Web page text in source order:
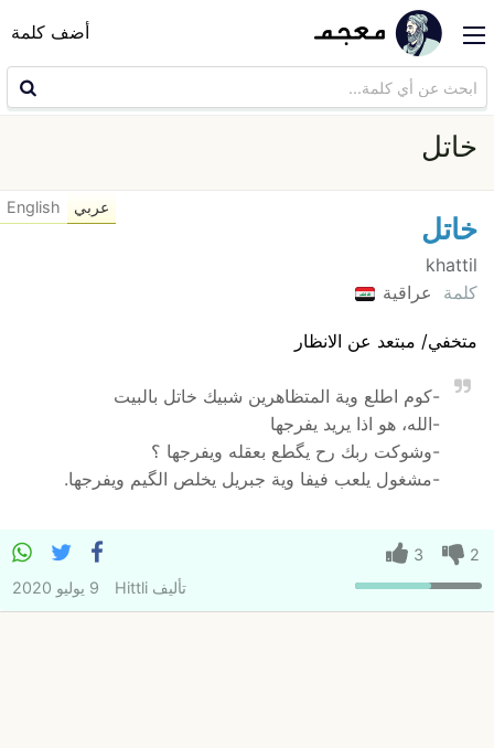
أضف كلمة
خاتل
خاتل
khattil
كلمة
عراقية
متخفي/ مبتعد عن الانظار
-كوم اطلع وية المتظاهرين شبيك خاتل بالبيت
-الله، هو اذا يريد يفرجها
-وشوكت ربك رح يگطع بعقله ويفرجها ؟
-مشغول يلعب فيفا وية جبريل يخلص الگيم ويفرجها.
عربي English
2
3
تأليفHittli 9 يوليو 2020